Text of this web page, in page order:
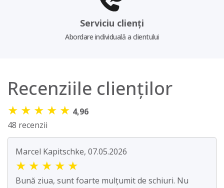
Serviciu clienți
Abordare individuală a clientului
Recenziile clienților
★ ★ ★ ★ ★ 4,96
48 recenzii
Marcel Kapitschke, 07.05.2026
★ ★ ★ ★ ★
Bună ziua, sunt foarte mulțumit de schiuri. Nu